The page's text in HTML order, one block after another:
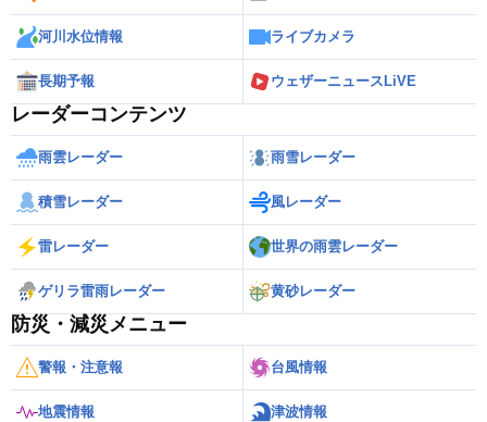
河川水位情報 ライブカメラ
長期予報 ウェザーニュースLiVE
レーダーコンテンツ
雨雲レーダー 雨雪レーダー
積雪レーダー 風レーダー
雷レーダー 世界の雨雲レーダー
ゲリラ雷雨レーダー 黄砂レーダー
防災・減災メニュー
警報・注意報 台風情報
地震情報 津波情報